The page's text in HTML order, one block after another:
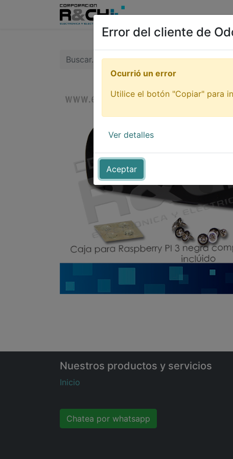
Inicio Tienda
Nuestros productos y servicios
Inicio
Chatea por whatsapp
Error del cliente de
Aceptar
Ocurrió un error
Utilice el botón "Copiar" para
Ver detalles